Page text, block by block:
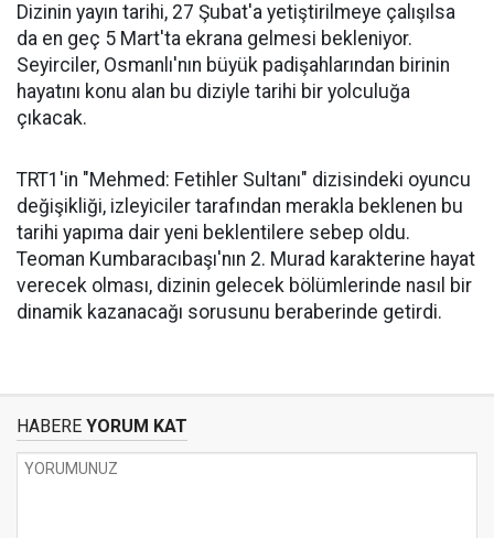
Dizinin yayın tarihi, 27 Şubat'a yetiştirilmeye çalışılsa
da en geç 5 Mart'ta ekrana gelmesi bekleniyor.
Seyirciler, Osmanlı'nın büyük padişahlarından birinin
hayatını konu alan bu diziyle tarihi bir yolculuğa
çıkacak.
TRT1'in "Mehmed: Fetihler Sultanı" dizisindeki oyuncu
değişikliği, izleyiciler tarafından merakla beklenen bu
tarihi yapıma dair yeni beklentilere sebep oldu.
Teoman Kumbaracıbaşı'nın 2. Murad karakterine hayat
verecek olması, dizinin gelecek bölümlerinde nasıl bir
dinamik kazanacağı sorusunu beraberinde getirdi.
HABERE YORUM KAT